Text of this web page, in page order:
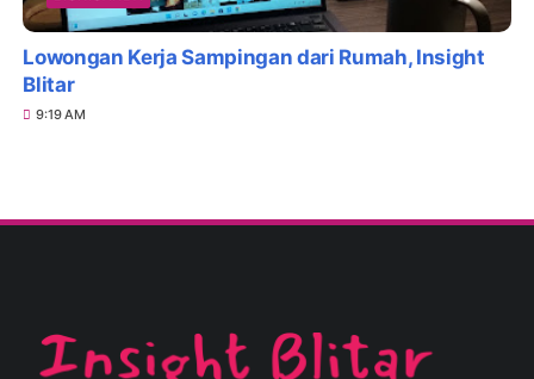
Lowongan Kerja Sampingan dari Rumah, Insight
Blitar
9:19 AM